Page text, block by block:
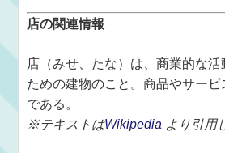
店の関連情報
店（みせ、たな）は、商業的な活
ための建物のこと。商品やサー
である。
※テキストはWikipedia より引用